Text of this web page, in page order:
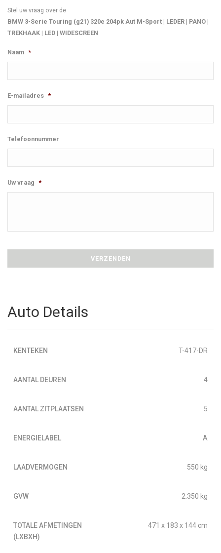
Stel uw vraag over de
BMW 3-Serie Touring (g21) 320e 204pk Aut M-Sport | LEDER | PANO |
TREKHAAK | LED | WIDESCREEN
Naam *
E-mailadres *
Telefoonnummer
Uw vraag *
Auto Details
KENTEKEN T-417-DR
AANTAL DEUREN 4
AANTAL ZITPLAATSEN 5
ENERGIELABEL A
LAADVERMOGEN 550 kg
GVW 2.350 kg
TOTALE AFMETINGEN
(LXBXH)
471 x 183 x 144 cm